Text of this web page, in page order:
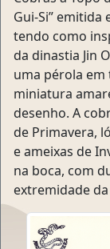
Gui-Si” emitida
tendo como
da dinastia Jin
uma pérola
miniatura
desenho. A
de Primavera,
e ameixas de
na boca, com
extremidade